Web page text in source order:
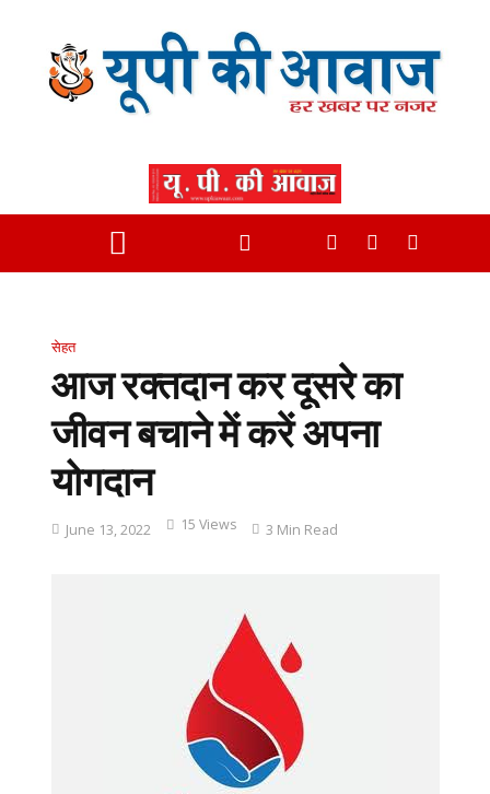
सेहत
आज रक्तदान कर दूसरे का
जीवन बचाने में करें अपना
योगदान
June 13, 2022 15 Views 3 Min Read